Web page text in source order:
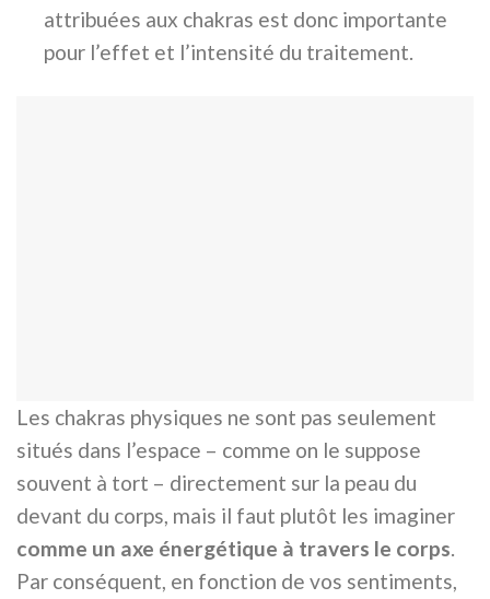
attribuées aux chakras est donc importante
pour l’effet et l’intensité du traitement.
Les chakras physiques ne sont pas seulement
situés dans l’espace – comme on le suppose
souvent à tort – directement sur la peau du
devant du corps, mais il faut plutôt les imaginer
comme un axe énergétique à travers le corps.
Par conséquent, en fonction de vos sentiments,